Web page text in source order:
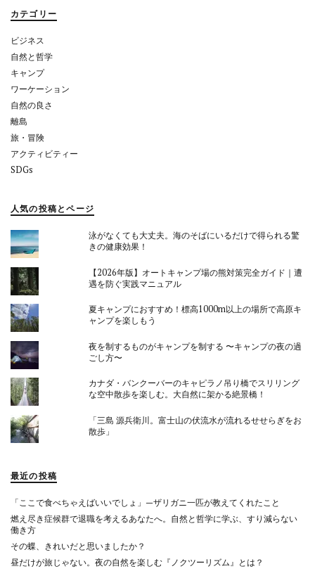
ョ
ン
カテゴリー
ビジネス
自然と哲学
キャンプ
ワーケーション
自然の良さ
離島
旅・冒険
アクティビティー
SDGs
人気の投稿とページ
泳がなくても大丈夫。海のそばにいるだけで得られる驚
きの健康効果！
【2026年版】オートキャンプ場の熊対策完全ガイド｜遭
遇を防ぐ実践マニュアル
夏キャンプにおすすめ！標高1000m以上の場所で高原キ
ャンプを楽しもう
夜を制するものがキャンプを制する 〜キャンプの夜の過
ごし方〜
カナダ・バンクーバーのキャピラノ吊り橋でスリリング
な空中散歩を楽しむ。大自然に架かる絶景橋！
「三島 源兵衛川。富士山の伏流水が流れるせせらぎをお
散歩」
最近の投稿
「ここで食べちゃえばいいでしょ」—ザリガニ一匹が教えてくれたこと
燃え尽き症候群で退職を考えるあなたへ。自然と哲学に学ぶ、すり減らない
働き方
その蝶、きれいだと思いましたか？
昼だけが旅じゃない。夜の自然を楽しむ『ノクツーリズム』とは？